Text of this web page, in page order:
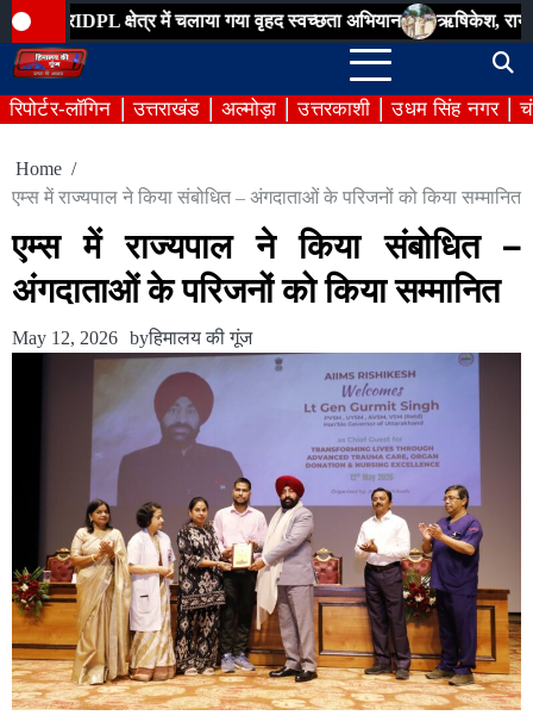
Skip
to
content
क्षेत्र में चलाया गया वृहद स्वच्छता अभियान ऋषिकेश, रायवाला
रिपोर्टर-लॉगिन उत्तराखंड अल्मोड़ा उत्तरकाशी उधम सिंह नगर
Home
एम्स में राज्यपाल ने किया संबोधित – अंगदाताओं के परिजनों को किया सम्मानित
एम्स में राज्यपाल ने किया संबोधित –
अंगदाताओं के परिजनों को किया सम्मानित
May 12, 2026 byहिमालय की गूंज